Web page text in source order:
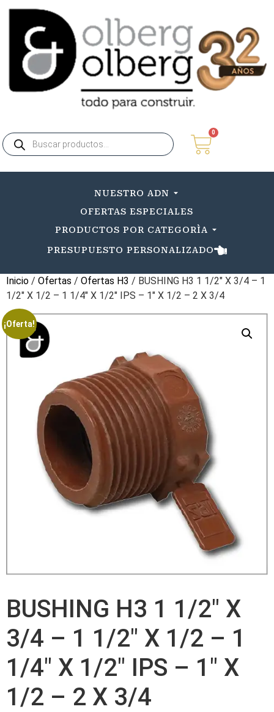
0
NUESTRO ADN
OFERTAS ESPECIALES
PRODUCTOS POR CATEGORÌA
PRESUPUESTO PERSONALIZADO
Inicio / Ofertas / Ofertas H3 / BUSHING H3 1 1/2″ X 3/4 – 1
1/2″ X 1/2 – 1 1/4″ X 1/2″ IPS – 1″ X 1/2 – 2 X 3/4
¡Oferta!
BUSHING H3 1 1/2″ X
3/4 – 1 1/2″ X 1/2 – 1
1/4″ X 1/2″ IPS – 1″ X
1/2 – 2 X 3/4